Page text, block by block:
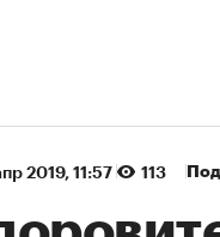
2019, 11:57 113